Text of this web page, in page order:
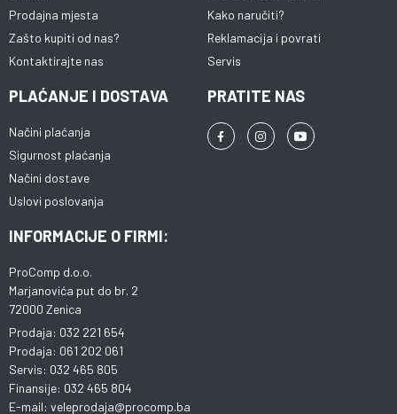
Prodajna mjesta
Zašto kupiti od nas?
Kontaktirajte nas
Kako naručiti?
Reklamacija i povrati
Servis
PLAĆANJE I DOSTAVA
Načini plaćanja
Sigurnost plaćanja
Načini dostave
Uslovi poslovanja
PRATITE NAS
INFORMACIJE O FIRMI:
ProComp d.o.o.
Marjanovića put do br. 2
72000 Zenica
Prodaja: 032 221 654
Prodaja: 061 202 061
Servis: 032 465 805
Finansije: 032 465 804
E-mail: veleprodaja@procomp.ba